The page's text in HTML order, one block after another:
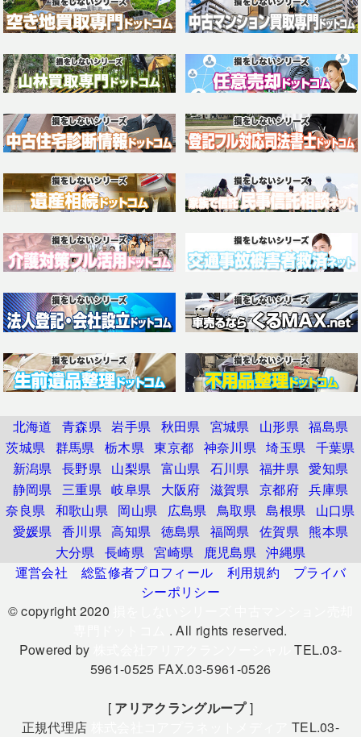
北海道 青森県 岩手県 秋田県 宮城県 山形県 福島県
茨城県 群馬県 栃木県 東京都 神奈川県 埼玉県 千葉県
新潟県 長野県 山梨県 富山県 石川県 福井県 愛知県
静岡県 三重県 岐阜県 大阪府 滋賀県 京都府 兵庫県
奈良県 和歌山県 岡山県 広島県 鳥取県 島根県
山口県
愛媛県 香川県 高知県 徳島県 福岡県 佐賀県 熊本県
大分県 長崎県 宮崎県 鹿児島県 沖縄県
運営会社
総監修者プロフィール 利用規約
プライバ
シーポリシー
© copyright 2020
. All rights reserved.
Powered by
TEL.03-
5961-0525 FAX.03-5961-0526
[ アリアクラングループ]
正規代理店
TEL.03-